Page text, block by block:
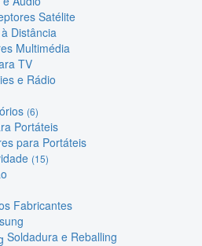
Satélite
Distância
Multimédia
TV
e Rádio
(6)
Portáteis
para Portáteis
(15)
Fabricantes
Soldadura e Reballing